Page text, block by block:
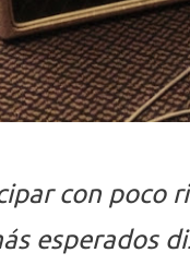
con poco
esperados